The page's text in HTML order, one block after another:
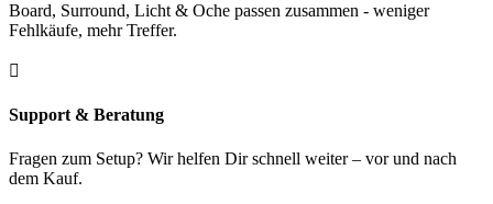
Board, Surround, Licht & Oche passen zusammen - weniger
Fehlkäufe, mehr Treffer.

Support & Beratung
Fragen zum Setup? Wir helfen Dir schnell weiter – vor und nach
dem Kauf.